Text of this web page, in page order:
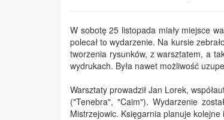
W sobotę 25 listopada miały miejsce
polecał to wydarzenie. Na kursie
tworzenia rysunków, z warsztatem, a
wydrukach. Była nawet możliwość
Warsztaty prowadził Jan Lorek,
("Tenebra", "Caim"). Wydarzenie
Mistrzejowic. Księgarnia planuje